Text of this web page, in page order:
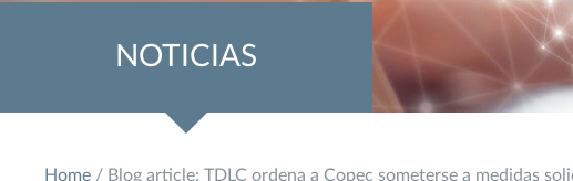
NOTICIAS
Home / Blog article: TDLC ordena a Copec someterse a medidas